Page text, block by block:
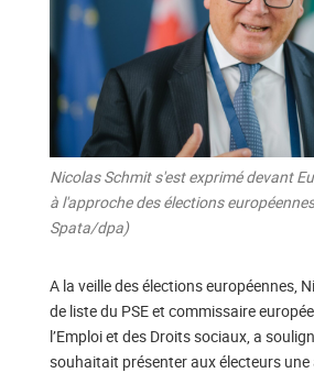
Nicolas Schmit s'est exprimé devant
à l'approche des élections
Spata/dpa)
A la veille des élections européennes,
de liste du PSE et commissaire
l’Emploi et des Droits sociaux, a
souhaitait présenter aux électeurs